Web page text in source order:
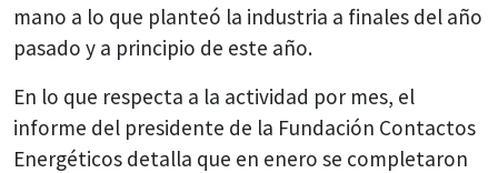
mano a lo que planteó la industria a finales del año
pasado y a principio de este año.
En lo que respecta a la actividad por mes, el
informe del presidente de la Fundación Contactos
Energéticos detalla que en enero se completaron